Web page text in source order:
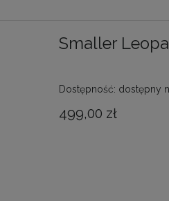
Smaller
Dostępność: dostępny
499,00 zł